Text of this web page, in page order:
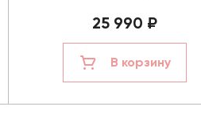
25 990 ₽
В корзину